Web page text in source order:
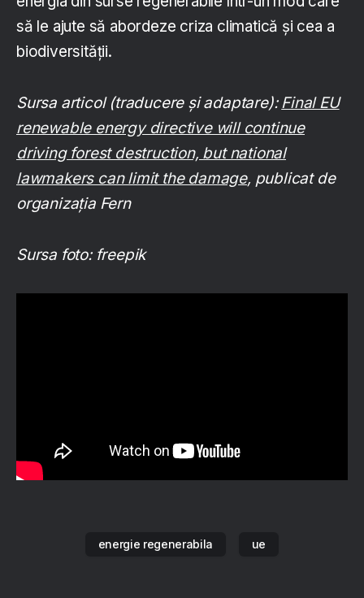
să le ajute să abordeze criza climatică și cea a
biodiversității.
Sursa articol (traducere și adaptare):Final EU
renewable energy directive will continue
driving forest destruction, but national
lawmakers can limit the damage, publicat de
organizația Fern
Sursa foto: freepik
energie regenerabila ue